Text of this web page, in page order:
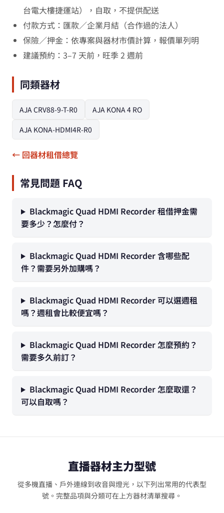
台電大樓捷運站），自取，不提供配送
付款方式：匯款／企業月結（合作過的法人）
保險／押金：依專案與器材市價計算，報價單列明
建議預約：3–7 天前，旺季 2 週前
同類器材
AJA CRV88-9-T-R0
AJA KONA 4 RO
AJA KONA-HDMI4R-R0
← 回器材租借總覽
常見問題 FAQ
Blackmagic Quad HDMI Recorder 租借押金需
要多少？怎麼付？
Blackmagic Quad HDMI Recorder 含哪些配
件？需要另外加購嗎？
Blackmagic Quad HDMI Recorder 可以選週租
嗎？週租會比較便宜嗎？
Blackmagic Quad HDMI Recorder 怎麼預約？
需要多久前訂？
Blackmagic Quad HDMI Recorder 怎麼取還？
可以自取嗎？
直播器材主力型號
從多機直播、戶外連線到收音與燈光，以下列出常用的代表型
號。完整品項與分類可在上方器材清單搜尋。